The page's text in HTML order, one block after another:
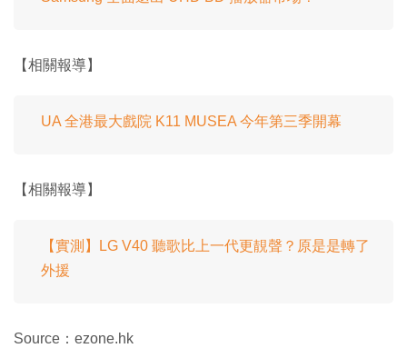
【相關報導】
UA 全港最大戲院 K11 MUSEA 今年第三季開幕
【相關報導】
【實測】LG V40 聽歌比上一代更靚聲？原是是轉了
外援
Source：ezone.hk